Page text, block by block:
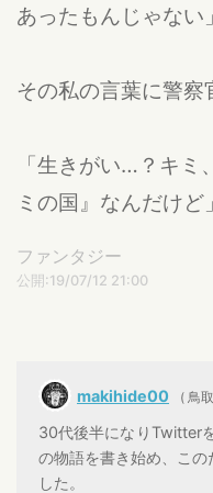
あったもんじゃない」
その私の言葉に警察
「生きがい…？キミ
ミの国』なんだけど」
ファンタジー
公開:19/07/12 21:00
makihide00 ( 鳥
30代後半になりTwitter
の物語を書き始め、この
した。